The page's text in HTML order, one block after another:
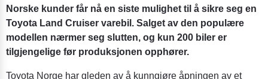
Norske kunder får nå en siste mulighet til å sikre seg en
Toyota Land Cruiser varebil. Salget av den populære
modellen nærmer seg slutten, og kun 200 biler er
tilgjengelige før produksjonen opphører.
Toyota Norge har gleden av å kunngjøre åpningen av et